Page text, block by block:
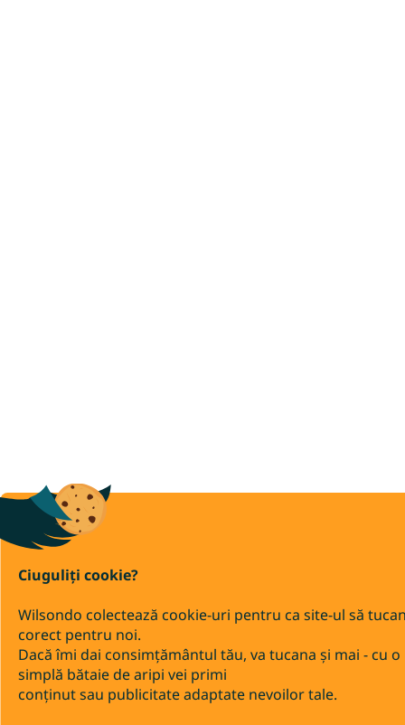
Ciuguliți cookie?
Wilsondo colectează cookie-uri pentru ca site-ul să
corect pentru noi.
Dacă îmi dai consimțământul tău, va tucana și mai - cu o
simplă bătaie de aripi vei primi
conținut sau publicitate adaptate nevoilor tale.